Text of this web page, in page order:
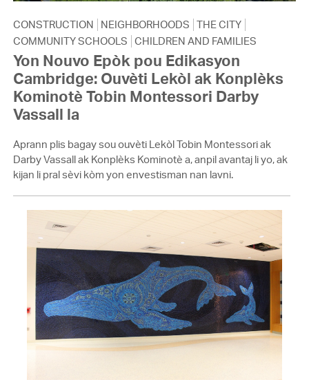
CONSTRUCTION NEIGHBORHOODS THE CITY
COMMUNITY SCHOOLS CHILDREN AND FAMILIES
Yon Nouvo Epòk pou Edikasyon
Cambridge: Ouvèti Lekòl ak Konplèks
Kominotè Tobin Montessori Darby
Vassall la
Aprann plis bagay sou ouvèti Lekòl Tobin Montessori ak
Darby Vassall ak Konplèks Kominotè a, anpil avantaj li yo, ak
kijan li pral sèvi kòm yon envestisman nan lavni.